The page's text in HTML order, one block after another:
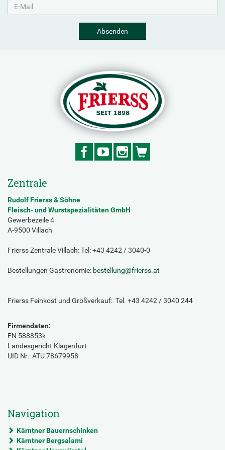
Absenden
Zentrale
Rudolf Frierss & Söhne
Fleisch- und Wurstspezialitäten GmbH
Gewerbezeile 4
A-9500 Villach
Frierss Zentrale Villach: Tel: +43 4242 / 3040-0
Bestellungen Gastronomie: bestellung@frierss.at
Frierss Feinkost und Großverkauf: Tel. +43 4242 / 3040 244
Firmendaten:
FN 588853k
Landesgericht Klagenfurt
UID Nr.: ATU 78679958
Navigation
Kärntner Bauernschinken
Kärntner Bergsalami